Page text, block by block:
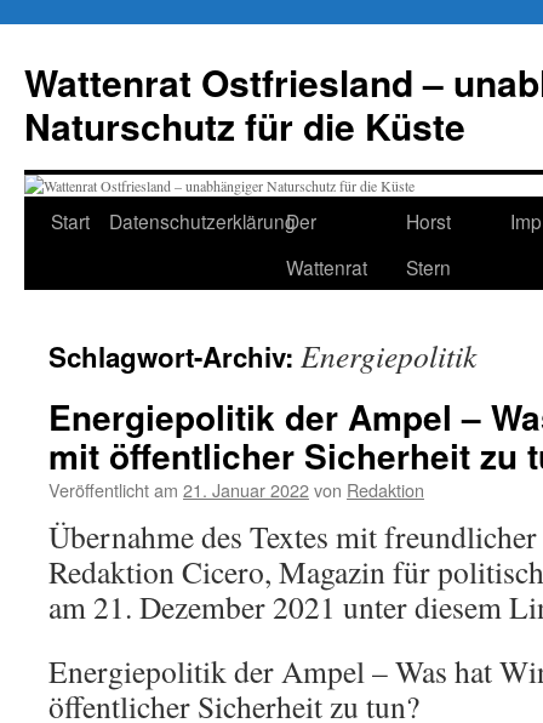
springen
Wattenrat Ostfriesland –
Naturschutz für die Küste
Start DatenschutzerklärungDer
Wattenrat
Horst
Stern
Schlagwort-Archiv: Energiepolitik
Energiepolitik der Ampel –
mit öffentlicher Sicherheit zu
Veröffentlicht am 21. Januar 2022von Redaktion
Übernahme des Textes mit
Redaktion Cicero, Magazin für
am 21. Dezember 2021 unter diesem
Energiepolitik der Ampel – Was hat
öffentlicher Sicherheit zu tun?